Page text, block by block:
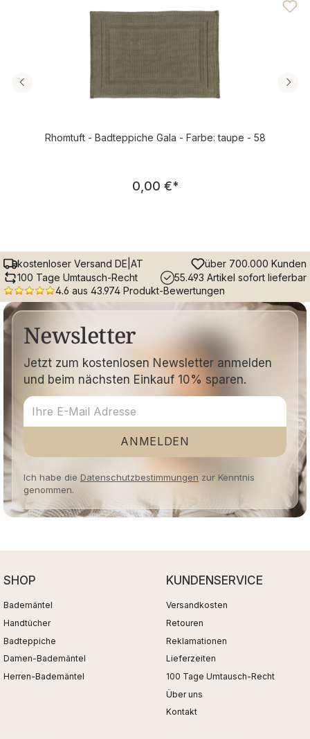
Rhomtuft - Badteppiche Gala - Farbe: taupe - 58
Regulärer Preis:
0,00 €*
kostenloser Versand DE|AT
über 700.000 Kunden
100 Tage Umtausch-Recht
55.493 Artikel sofort lieferbar
4.6 aus 43.974 Produkt-Bewertungen
Newsletter
Jetzt zum kostenlosen Newsletter anmelden
und beim nächsten Einkauf 10% sparen.
ANMELDEN
Ich habe die Datenschutzbestimmungen zur Kenntnis
genommen.
SHOP
Bademäntel
Handtücher
Badteppiche
Damen-Bademäntel
Herren-Bademäntel
KUNDENSERVICE
Versandkosten
Retouren
Reklamationen
Lieferzeiten
100 Tage Umtausch-Recht
Über uns
Kontakt